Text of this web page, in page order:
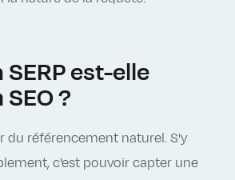
SERP est-elle
?
du référencement naturel. S'y
c'est pouvoir capter une